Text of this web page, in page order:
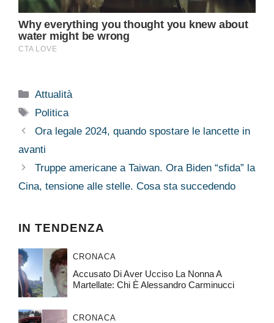
Categorie
Attualità
Tag
Politica
Ora legale 2024, quando spostare le lancette in
avanti
Truppe americane a Taiwan. Ora Biden “sfida” la
Cina, tensione alle stelle. Cosa sta succedendo
IN TENDENZA
CRONACA
Accusato Di Aver Ucciso La Nonna A
Martellate: Chi È Alessandro Carminucci
CRONACA